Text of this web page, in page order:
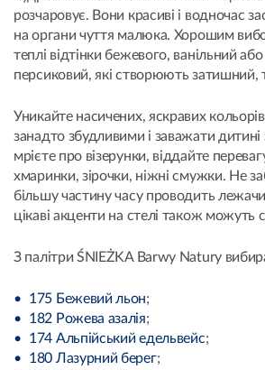
розчаровує. Вони красиві і водночас
на органи чуття малюка. Хорошим
теплі відтінки бежевого, ванільний
персиковий, які створюють затишний,
Уникайте насичених, яскравих
занадто збудливими і заважати
мрієте про візерунки, віддайте
хмаринки, зірочки, ніжні смужки. Не
більшу частину часу проводить
цікаві акценти на стелі також можуть
З палітри ŚNIEŻKA Barwy Natury
175 Бежевий льон;
182 Рожева азалія;
174 Альпійський едельвейс;
180 Лазурний берег;